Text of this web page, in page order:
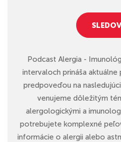
Podcast Alergia -
intervaloch prináša
predpoveďou na
venujeme dôležitým
alergologickými a
potrebujete komplexné
informácie o alergii alebo